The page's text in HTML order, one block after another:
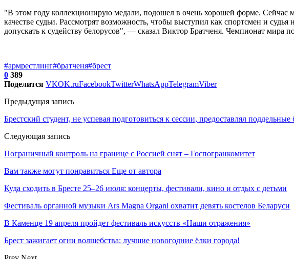
"В этом году коллекционирую медали, подошел в очень хорошей форме. Сейчас
качестве судьи. Рассмотрят возможность, чтобы выступил как спортсмен и
допускать к судейству белорусов", — сказал Виктор Братченя. Чемпионат мира
#армрестлинг#братченя#брест
0 389
Поделится VKOK.ruFacebookTwitterWhatsAppTelegramViber
Предыдущая запись
Брестский студент, не успевая подготовиться к сессии, предоставлял
Следующая запись
Пограничный контроль на границе с Россией снят – Госпогранкомитет
Вам также могут понравиться Еще от автора
Куда сходить в Бресте 25–26 июля: концерты, фестивали, кино и отдых с детьми
Фестиваль органной музыки Ars Magna Organi охватит девять костелов Беларуси
В Каменце 19 апреля пройдет фестиваль искусств «Наши отражения»
Брест зажигает огни волшебства: лучшие новогодние ёлки города!